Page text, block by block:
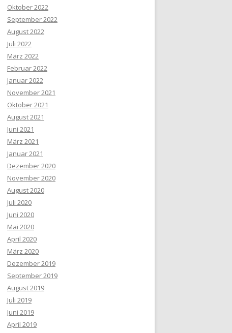
Oktober 2022
September 2022
August 2022
Juli 2022
März 2022
Februar 2022
Januar 2022
November 2021
Oktober 2021
August 2021
Juni 2021
März 2021
Januar 2021
Dezember 2020
November 2020
August 2020
Juli 2020
Juni 2020
Mai 2020
April 2020
März 2020
Dezember 2019
September 2019
August 2019
Juli 2019
Juni 2019
April 2019